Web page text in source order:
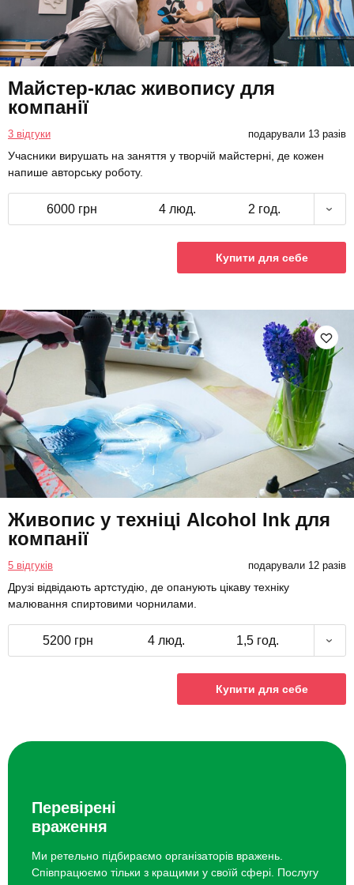
Майстер-клас живопису для
компанії
3 відгуки подарували 13 разів
Учасники вирушать на заняття у творчій майстерні, де кожен
напише авторську роботу.
6000 грн 4 люд. 2 год.
Купити для себе
Живопис у техніці Alcohol Ink для
компанії
5 відгуків подарували 12 разів
Друзі відвідають артстудію, де опанують цікаву техніку
малювання спиртовими чорнилами.
5200 грн 4 люд. 1,5 год.
Купити для себе
Перевірені
враження
Ми ретельно підбираємо організаторів вражень.
Співпрацюємо тільки з кращими у своїй сфері. Послугу